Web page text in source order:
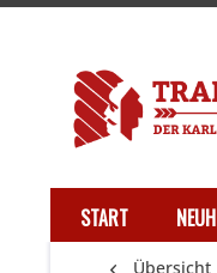
START
Übersicht